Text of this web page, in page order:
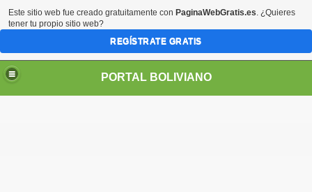
PORTAL BOLIVIANO
Este sitio web fue creado gratuitamente con PaginaWebGratis.es. ¿Quieres
tener tu propio sitio web?
REGÍSTRATE GRATIS